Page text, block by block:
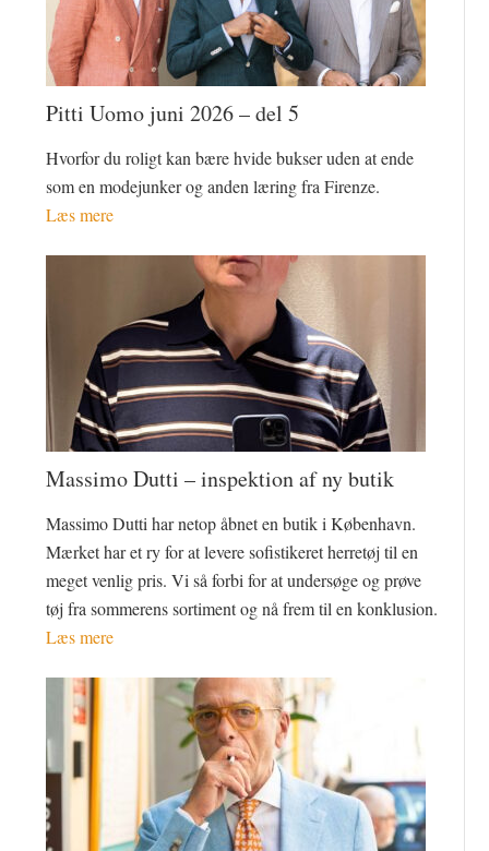
Pitti Uomo juni 2026 – del 5
Hvorfor du roligt kan bære hvide bukser uden at ende
som en modejunker og anden læring fra Firenze.
Læs mere
Massimo Dutti – inspektion af ny butik
Massimo Dutti har netop åbnet en butik i København.
Mærket har et ry for at levere sofistikeret herretøj til en
meget venlig pris. Vi så forbi for at undersøge og prøve
tøj fra sommerens sortiment og nå frem til en konklusion.
Læs mere